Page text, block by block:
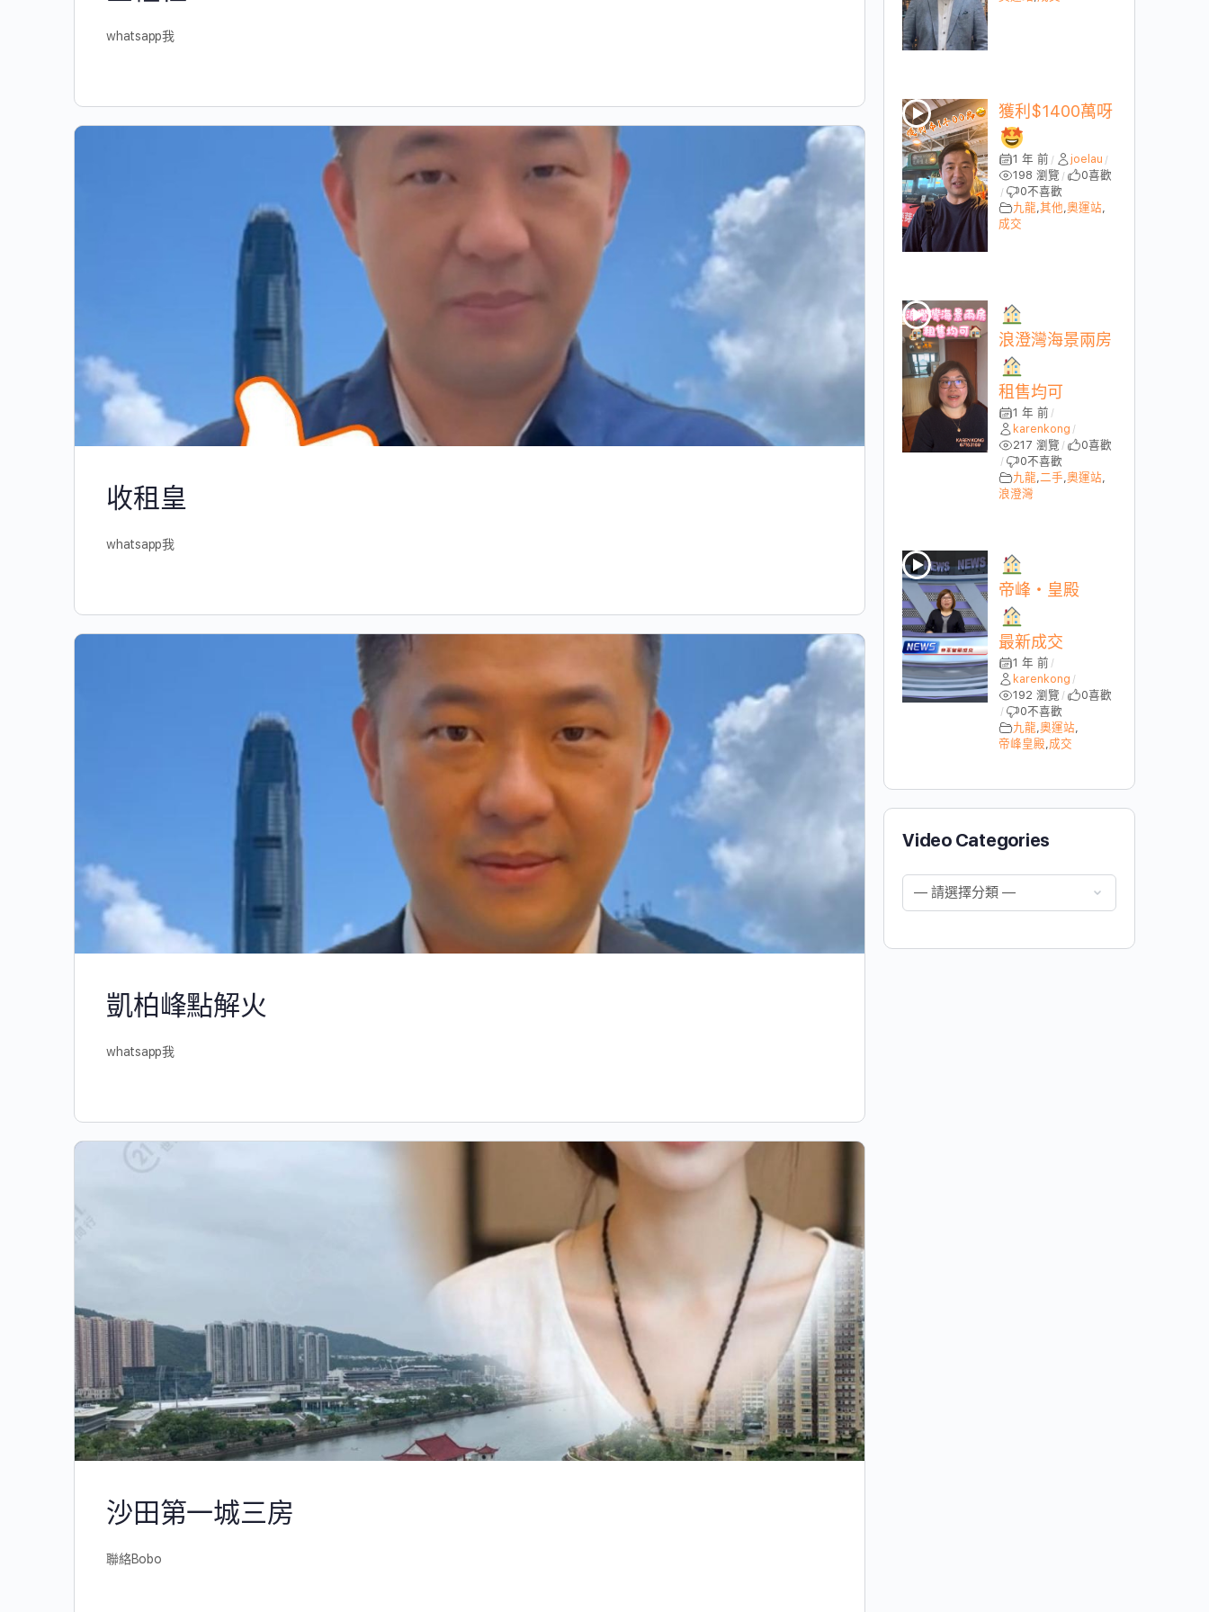
whatsapp我
收租皇
whatsapp我
凱柏峰點解火
whatsapp我
沙田第一城三房
聯絡Bobo
獲利$1400萬呀
1 年 前 / joelau /
198 瀏覽 / 0喜歡
/ 0不喜歡
九龍,其他,奧運站,
成交
浪澄灣海景兩房
租售均可
1 年 前 /
karenkong /
217 瀏覽 / 0喜歡
/ 0不喜歡
九龍 二手 ,奧運站
浪澄灣
帝峰・皇殿
最新成交
1 年 前 /
karenkong /
192 瀏覽 / 0喜歡
/ 0不喜歡
九龍 ,奧運站
帝峰皇殿 成交
Video Categories